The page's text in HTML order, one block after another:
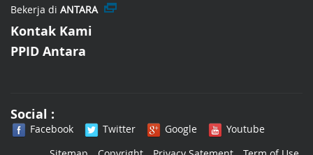
Bekerja di ANTARA
Kontak Kami
PPID Antara
Social :
Facebook Twitter Google
Youtube